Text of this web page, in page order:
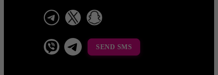
telegram
viber Telegram La Celestina
SEND SMS